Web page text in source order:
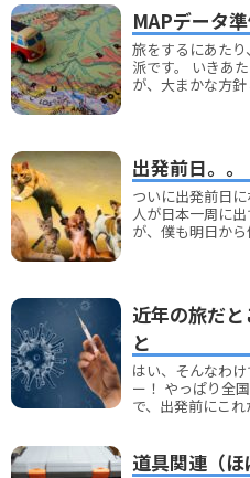
MAPデータ
旅をするにあた
派です。 いきあ
が、大まかな方
出発前日。。
ついに出発前日
人が日本一周に
が、僕も明日か
近年の旅だ
と
はい、そんなわ
ー！ やっぱり全
で、出発前にこ
道具関連（